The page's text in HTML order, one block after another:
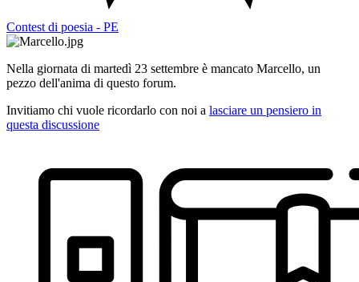
Contest di poesia - PE
Nella giornata di martedì 23 settembre è mancato Marcello, un
pezzo dell'anima di questo forum.
Invitiamo chi vuole ricordarlo con noi a lasciare un pensiero in
questa discussione